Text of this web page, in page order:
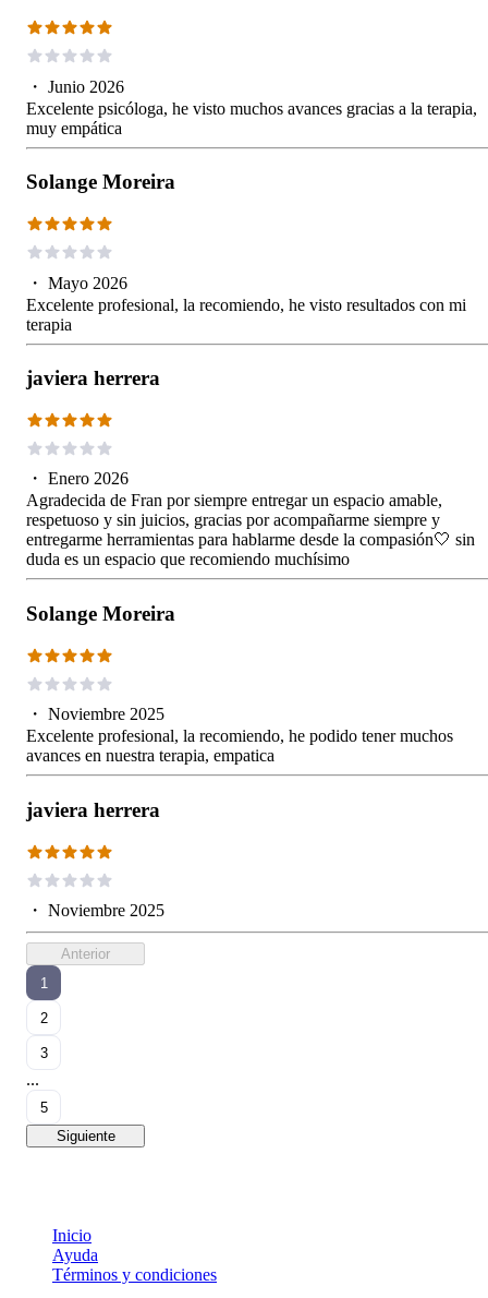
・ Junio 2026
Excelente psicóloga, he visto muchos avances gracias a la terapia,
muy empática
Solange Moreira
・ Mayo 2026
Excelente profesional, la recomiendo, he visto resultados con mi
terapia
javiera herrera
・ Enero 2026
Agradecida de Fran por siempre entregar un espacio amable,
respetuoso y sin juicios, gracias por acompañarme siempre y
entregarme herramientas para hablarme desde la compasión🤍 sin
duda es un espacio que recomiendo muchísimo
Solange Moreira
・ Noviembre 2025
Excelente profesional, la recomiendo, he podido tener muchos
avances en nuestra terapia, empatica
javiera herrera
・ Noviembre 2025
Anterior
1
2
3
...
5
Siguiente
Inicio
Ayuda
Términos y condiciones